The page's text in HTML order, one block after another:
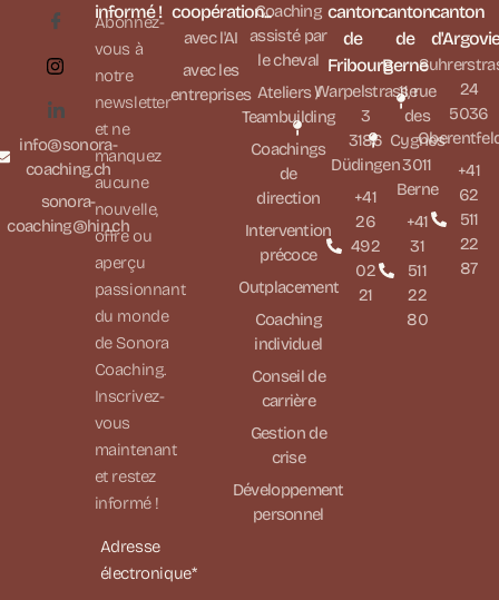
info@sonora-
coaching.ch
sonora-
coaching@hin.ch
informé !
Abonnez-
vous à
notre
newsletter
et ne
manquez
aucune
nouvelle,
offre ou
aperçu
passionnant
du monde
de Sonora
Coaching.
Inscrivez-
vous
maintenant
et restez
informé !
Adresse
électronique*
coopération...
avec l'AI
avec les
entreprises
Coaching
assisté par
le cheval
Ateliers /
Teambuilding
Coachings
de
direction
Intervention
précoce
Outplacement
Coaching
individuel
Conseil de
carrière
Gestion de
crise
Développement
personnel
canton
de
Fribourg
Warpelstrasse
3
3186
Düdingen
+41
26
492
02
21
canton
de
Berne
11, rue
des
Cygnes
3011
Berne
+41
31
511
22
80
canton
d'Argovie
24
5036
+41
62
511
22
87